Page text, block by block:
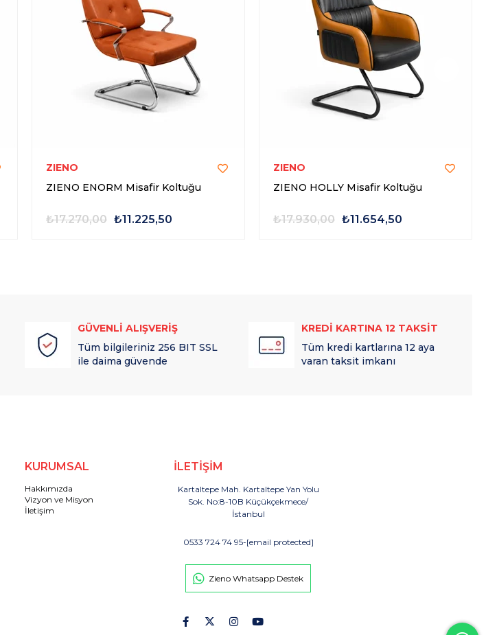
ZIENO
ZIENO ENORM Misafir Koltuğu
₺11.225,50
₺17.270,00
ZIENO
ZIENO HOLLY Misafir Koltuğu
₺11.654,50
₺17.930,00
GÜVENLİ ALIŞVERİŞ
Tüm bilgileriniz 256 BIT SSL
ile daima güvende
KREDİ KARTINA 12 TAKSİT
Tüm kredi kartlarına 12 aya
varan taksit imkanı
KURUMSAL
Hakkımızda
Vizyon ve Misyon
İletişim
İLETİŞİM
Kartaltepe Mah. Kartaltepe Yan Yolu
Sok. No:8-10B Küçükçekmece/
İstanbul
0533 724 74 95-[email protected]
Zieno Whatsapp Destek